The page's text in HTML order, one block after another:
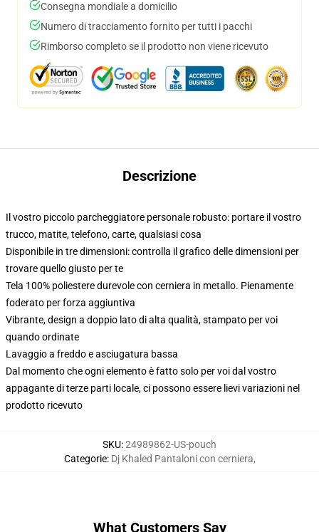
Consegna mondiale a domicilio
Numero di tracciamento fornito per tutti i pacchi
Rimborso completo se il prodotto non viene ricevuto
Descrizione
Il vostro piccolo parcheggiatore personale robusto: portare il vostro
trucco, matite, telefono, carte, qualsiasi cosa
Disponibile in tre dimensioni: controlla il grafico delle dimensioni per
trovare quello giusto per te
Tela 100% poliestere durevole con cerniera in metallo. Pienamente
foderato per forza aggiuntiva
Vibrante, design a doppio lato di alta qualità, stampato per voi
quando ordinate
Lavaggio a freddo e asciugatura bassa
Dal momento che ogni elemento è fatto solo per voi dal vostro
appagante di terze parti locale, ci possono essere lievi variazioni nel
prodotto ricevuto
SKU:24989862-US-pouch
Categorie: Dj Khaled Pantaloni con cerniera,
What Customers Say